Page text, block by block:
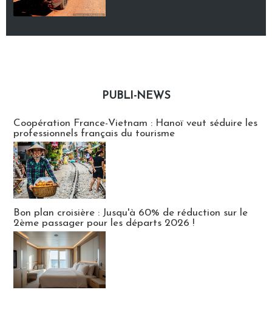
PUBLI-NEWS
Coopération France-Vietnam : Hanoï veut séduire les
professionnels français du tourisme
Bon plan croisière : Jusqu'à 60% de réduction sur le
2ème passager pour les départs 2026 !